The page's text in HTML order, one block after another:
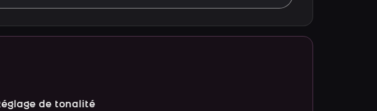
de tonalité